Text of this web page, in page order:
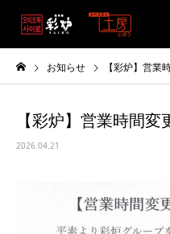
お知らせ 【彩炉】営業
【彩炉】営業時間変
2026.04.21